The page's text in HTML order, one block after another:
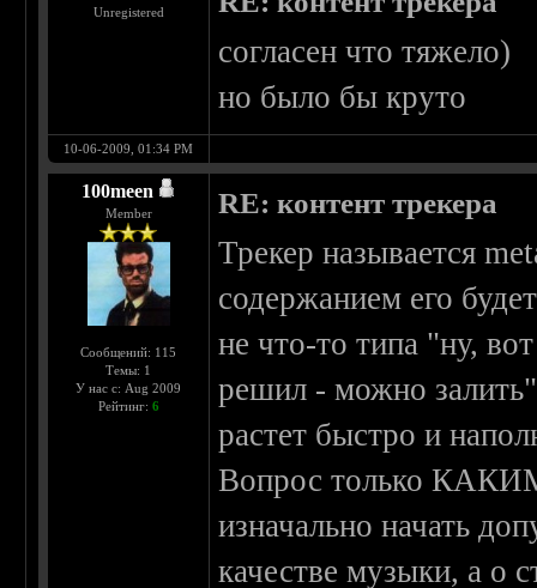
Unregistered
согласен что тяжело)
но было бы круто
10-06-2009, 01:34 PM
100meen
Member
Сообщений: 115
Темы: 1
У нас с: Aug 2009
Рейтинг: 6
RE: контент трекера
Трекер называется
содержанием его
не что-то типа "ну,
решил - можно
растет быстро и
Вопрос только
изначально начать
качестве музыки, а о